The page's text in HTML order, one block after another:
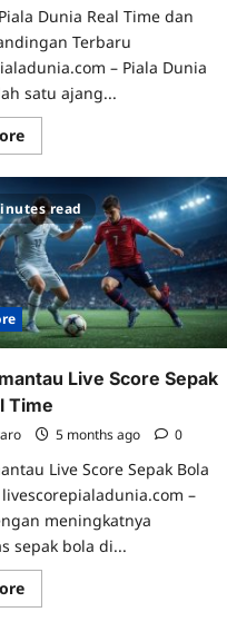
Dunia Real Time dan
Terbaru
– Piala Dunia
satu ajang...
Read
more
Livescore
Piala
Dunia
Real
Time
dan
Hasil
Pertandingan
Terbaru
read
Live Score Sepak
Time
5 months ago 0
Live Score Sepak Bola
livescorepialadunia.com –
meningkatnya
sepak bola di...
Read
more